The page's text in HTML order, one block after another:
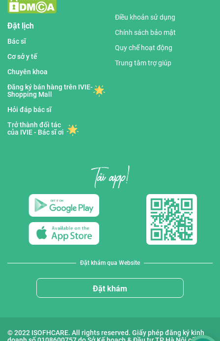
Đặt lịch
Bác sĩ
Cơ sở y tế
Chuyên khoa
Đăng ký bán hàng trên IVIE-
Shopping Mall
Hỏi đáp bác sĩ
Trở thành đối tác
của IVIE - Bác sĩ ơi
Điều khoản sử dụng
Chính sách bảo mật
Quy chế hoạt động
Trung tâm trợ giúp
Đặt khám qua Website
Đặt khám
© 2022 ISOFHCARE. All rights reserved. Giấy phép đăng ký kinh